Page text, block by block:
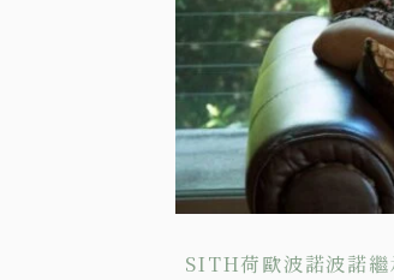
SITH荷歐波諾波諾